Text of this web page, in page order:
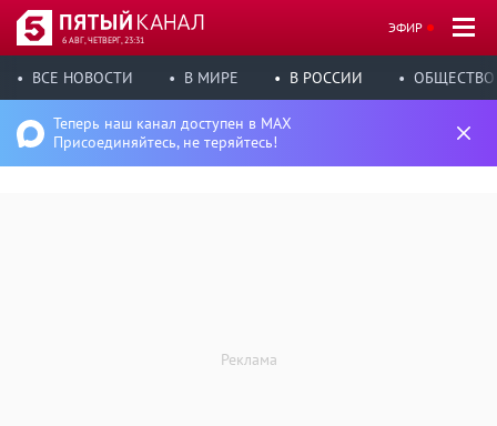
6 АВГ, ЧЕТВЕРГ, 23:31
ЭФИР
ВСЕ НОВОСТИ В МИРЕ В РОССИИ ОБЩЕСТВО
Теперь наш канал доступен в MAX
Присоединяйтесь, не теряйтесь!